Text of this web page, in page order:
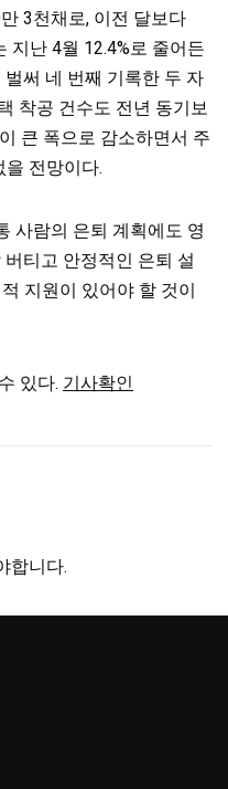
3천채로, 이전 달보다
지난 4월 12.4%로 줄어든
써 네 번째 기록한 두 자
착공 건수도 전년 동기보
큰 폭으로 감소하면서 주
전망이다.
사람의 은퇴 계획에도 영
티고 안정적인 은퇴 설
지원이 있어야 할 것이
있다. 기사확인
합니다.